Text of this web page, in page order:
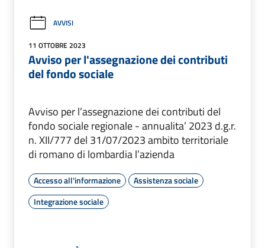
AVVISI
11 OTTOBRE 2023
Avviso per l'assegnazione dei contributi
del fondo sociale
Avviso per l’assegnazione dei contributi del
fondo sociale regionale - annualita’ 2023 d.g.r.
n. XII/777 del 31/07/2023 ambito territoriale
di romano di lombardia l’azienda
Accesso all'informazione
Assistenza sociale
Integrazione sociale